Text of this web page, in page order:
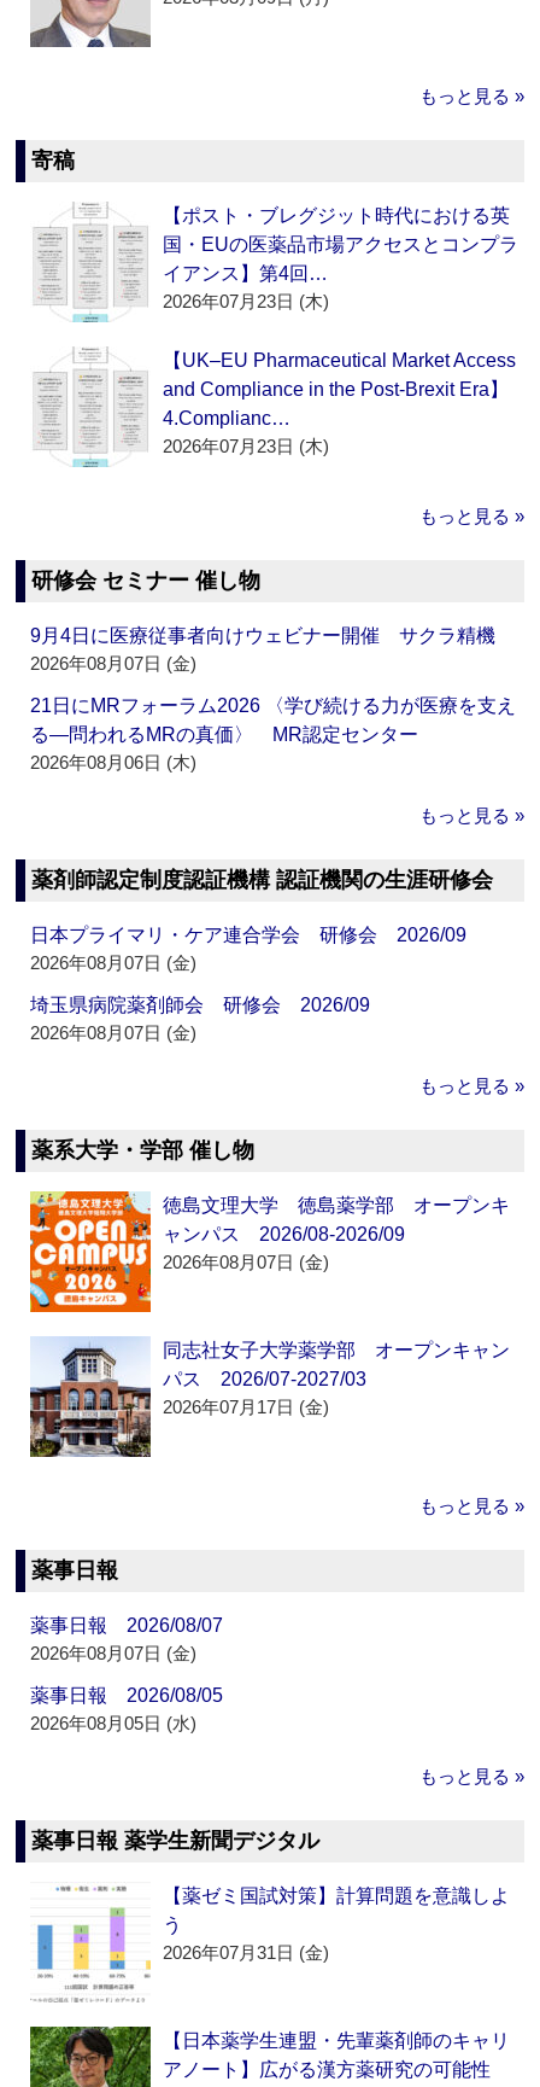
もっと見る »
寄稿
【ポスト・ブレグジット時代における英
国・EUの医薬品市場アクセスとコンプラ
イアンス】第4回…
2026年07月23日 (木)
【UK–EU Pharmaceutical Market Access
and Compliance in the Post-Brexit Era】
4.Complianc…
2026年07月23日 (木)
もっと見る »
研修会 セミナー 催し物
9月4日に医療従事者向けウェビナー開催 サクラ精機
2026年08月07日 (金)
21日にMRフォーラム2026 〈学び続ける力が医療を支え
る―問われるMRの真価〉 MR認定センター
2026年08月06日 (木)
もっと見る »
薬剤師認定制度認証機構 認証機関の生涯研修会
日本プライマリ・ケア連合学会 研修会 2026/09
2026年08月07日 (金)
埼玉県病院薬剤師会 研修会 2026/09
2026年08月07日 (金)
もっと見る »
薬系大学・学部 催し物
徳島文理大学 徳島薬学部 オープンキ
ャンパス 2026/08-2026/09
2026年08月07日 (金)
同志社女子大学薬学部 オープンキャン
パス 2026/07-2027/03
2026年07月17日 (金)
もっと見る »
薬事日報
薬事日報 2026/08/07
2026年08月07日 (金)
薬事日報 2026/08/05
2026年08月05日 (水)
もっと見る »
薬事日報 薬学生新聞デジタル
【薬ゼミ国試対策】計算問題を意識しよ
う
2026年07月31日 (金)
【日本薬学生連盟・先輩薬剤師のキャリ
アノート】広がる漢方薬研究の可能性